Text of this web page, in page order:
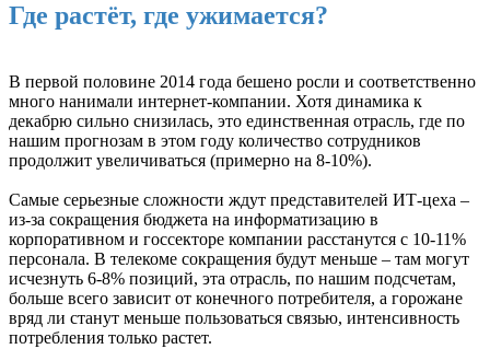
Где растёт, где ужимается?
В первой половине 2014 года бешено росли и соответственно
много нанимали интернет-компании. Хотя динамика к
декабрю сильно снизилась, это единственная отрасль, где по
нашим прогнозам в этом году количество сотрудников
продолжит увеличиваться (примерно на 8-10%).
Самые серьезные сложности ждут представителей ИТ-цеха –
из-за сокращения бюджета на информатизацию в
корпоративном и госсекторе компании расстанутся с 10-11%
персонала. В телекоме сокращения будут меньше – там могут
исчезнуть 6-8% позиций, эта отрасль, по нашим подсчетам,
больше всего зависит от конечного потребителя, а горожане
вряд ли станут меньше пользоваться связью, интенсивность
потребления только растет.